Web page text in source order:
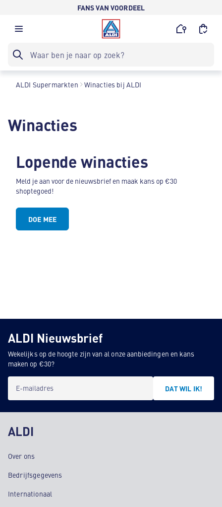
FANS VAN VOORDEEL
ALDI Supermarkten Winacties bij ALDI
Winacties
Lopende winacties
Meld je aan voor de nieuwsbrief en maak kans op €30
shoptegoed!
DOE MEE
ALDI Nieuwsbrief
Wekelijks op de hoogte zijn van al onze aanbiedingen en kans
maken op €30?
E-mailadres DAT WIL IK!
ALDI
Over ons
Bedrijfsgegevens
Internationaal